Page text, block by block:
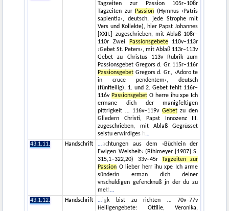
Tagzeiten zur Passion 105r–108r
Tagzeiten zur Passion (Hymnus ›Patris
sapientia‹, deutsch, jede Strophe mit
Vers und Kollekte), hier Papst Johannes
[XXII.] zugeschrieben, mit Ablaß 108r–
110r Zwei
Passionsgebete110v–113r
›Gebet St. Peters‹, mit Ablaß 113r–113v
Gebet zu Christus 113v Rubrik zum
Passionsgebet Gregors d. Gr. 115r–116r
Passionsgebet Gregors d. Gr., ›Adoro te
in cruce pendentem‹, deutsch
(fünfteilig), 1. und 2. Gebet fehlt 116r–
116v Passionsgebet O herre ihu xpe Ich
ermane dich der manigfeltigen
pittrigkeit … 116v–119v Gebetzu den
Gliedern Christi, Papst Innozenz III.
zugeschrieben, mit Ablaß Gegrüsset
seistu erwirdiges h
43.1.11.
Handschrift
achtungen aus dem ›Büchlein der
Ewigen Weisheit‹ (Bihlmeyer [1907] S.
315,1–322,20) 33v–45r
Tagzeiten zur
Passion O lieber herr ihu xpe Ich arme
sünderin erman dich deiner
vnschuldigen gefencknuß jn der du zu
mett
43.1.12.
Handschrift
igk bist zu richten … 70v–77v
Heiligengebete: Ottilie, Veronika,